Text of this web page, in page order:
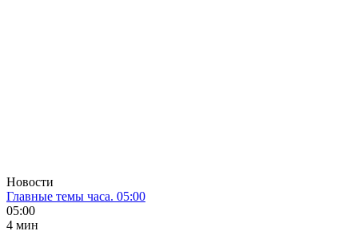
Новости
Главные темы часа. 05:00
05:00
4 мин